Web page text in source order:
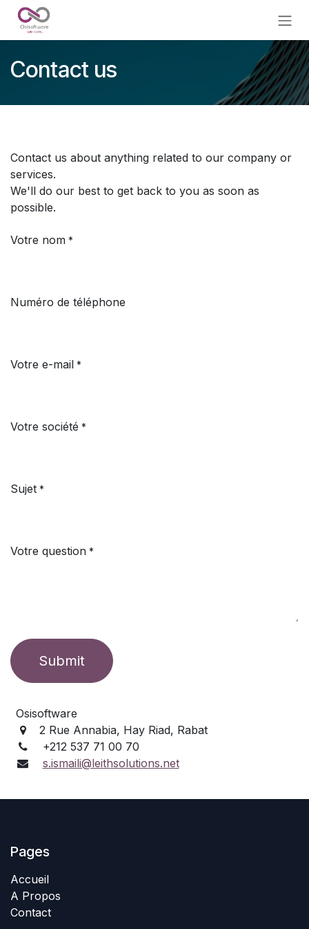
Skip to Content
Contact us
Contact us about anything related to our company or
services.
We'll do our best to get back to you as soon as
possible.
Votre nom *
Numéro de téléphone
Votre e-mail *
Votre société *
Sujet *
Votre question *
Submit
Osisoftware
2 Rue Annabia, Hay Riad, Rabat
+212 537 71 00 70
s.ismaili@leithsolutions.net
Pages
Accueil
A Propos
Contact